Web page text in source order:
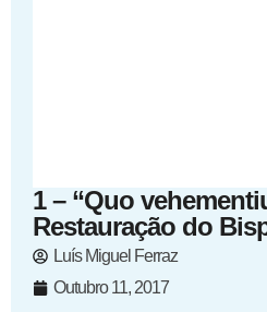
1 – “Quo
Restauração do
Luís Miguel Ferraz
Outubro 11, 2017